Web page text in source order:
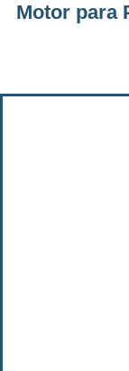
Motor para